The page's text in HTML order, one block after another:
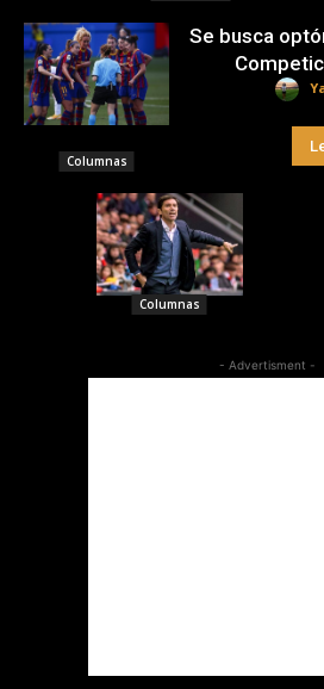
Columnas
Se busca
Columnas
- Advertisment -